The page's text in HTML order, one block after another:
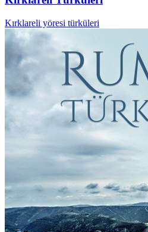
Kırklareli yöresi türküleri